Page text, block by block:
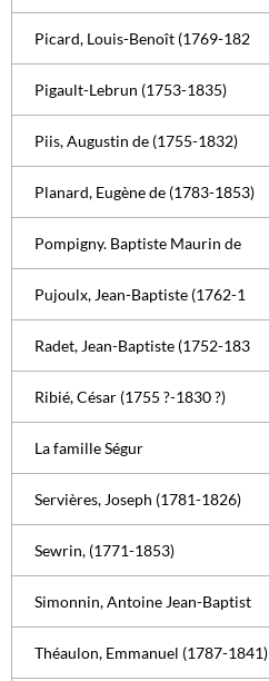
Picard, Louis-Benoît (1769-182
Pigault-Lebrun (1753-1835)
Piis, Augustin de (1755-1832)
Planard, Eugène de (1783-1853)
Pompigny. Baptiste Maurin de
Pujoulx, Jean-Baptiste (1762-1
Radet, Jean-Baptiste (1752-183
Ribié, César (1755 ?-1830 ?)
La famille Ségur
Servières, Joseph (1781-1826)
Sewrin, (1771-1853)
Simonnin, Antoine Jean-Baptist
Théaulon, Emmanuel (1787-1841)